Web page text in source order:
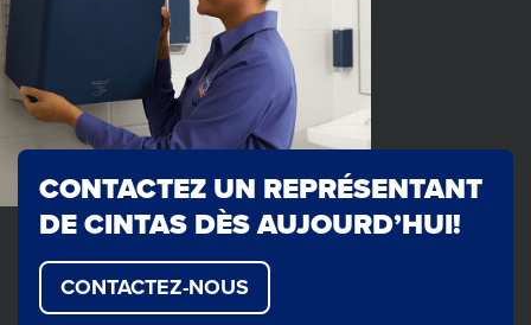
CONTACTEZ UN REPRÉSENTANT
DE CINTAS DÈS AUJOURD’HUI!
CONTACTEZ-NOUS